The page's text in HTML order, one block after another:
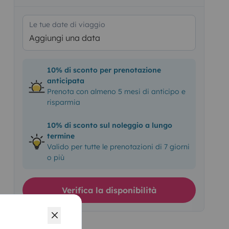
Le tue date di viaggio
Aggiungi una data
10% di sconto per prenotazione
anticipata
Prenota con almeno 5 mesi di anticipo e
risparmia
10% di sconto sul noleggio a lungo
termine
Valido per tutte le prenotazioni di 7 giorni
o più
Verifica la disponibilità